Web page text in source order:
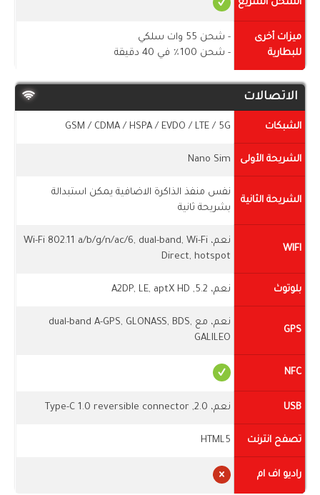
الشحن السريع
ميزات أخرى
للبطارية
- شحن 55 وات سلكي
- شحن 100٪ في 40 دقيقة
الاتصالات
الشبكات GSM / CDMA / HSPA / EVDO / LTE / 5G
الشريحة الأولى Nano Sim
الشريحة الثانية
نفس منفذ الذاكرة الاضافية يمكن استبدالة
بشريحة ثانية
WIFI
نعم، Wi-Fi 802.11 a/b/g/n/ac/6, dual-band, Wi-Fi
Direct, hotspot
بلوتوث نعم، 5.2, A2DP, LE, aptX HD
GPS
نعم، مع dual-band A-GPS, GLONASS, BDS,
GALILEO
NFC
USB نعم، 2.0, Type-C 1.0 reversible connector
تصفح انترنت HTML5
راديو اف ام